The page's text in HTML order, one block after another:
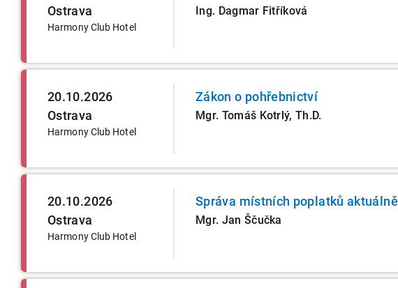
Ostrava
Harmony Club Hotel
Ing. Dagmar Fitříková
20.10.2026
Ostrava
Harmony Club Hotel
Zákon o pohřebnictví
Mgr. Tomáš Kotrlý, Th.D.
20.10.2026
Ostrava
Harmony Club Hotel
Správa místních poplatků aktuálně
Mgr. Jan Ščučka